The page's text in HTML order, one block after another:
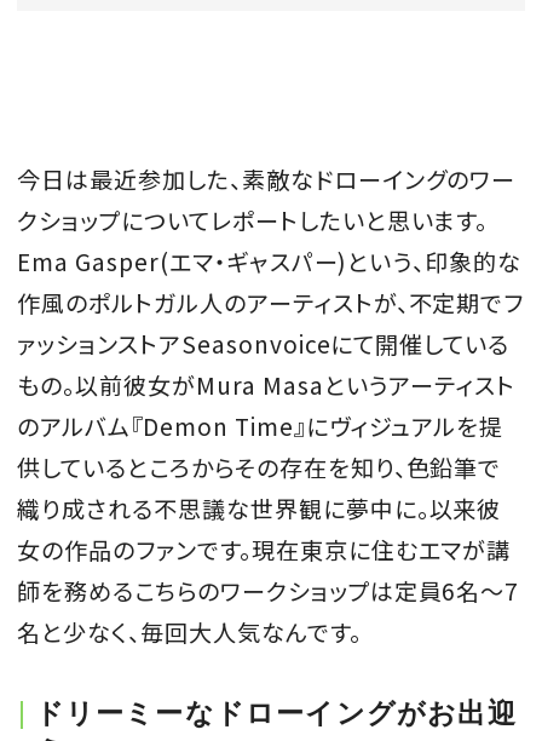
Log in or Sign up
SPUR読者のためのメンバーシッププログラム
「The SPUR Club」。
便利な機能と特典を無料で楽し
めます。
ログイン・新規会員登録
FOLLOW US
今日は最近参加した、素敵なドローイングのワー
クショップについてレポートしたいと思います。
Ema Gasper(エマ・ギャスパー)という、印象的な
作風のポルトガル人のアーティストが、不定期でフ
ァッションストアSeasonvoiceにて開催している
もの。以前彼女がMura Masaというアーティスト
のアルバム『Demon Time』にヴィジュアルを提
供しているところからその存在を知り、色鉛筆で
織り成される不思議な世界観に夢中に。以来彼
女の作品のファンです。現在東京に住むエマが講
師を務めるこちらのワークショップは定員6名～7
名と少なく、毎回大人気なんです。
ドリーミーなドローイングがお出迎